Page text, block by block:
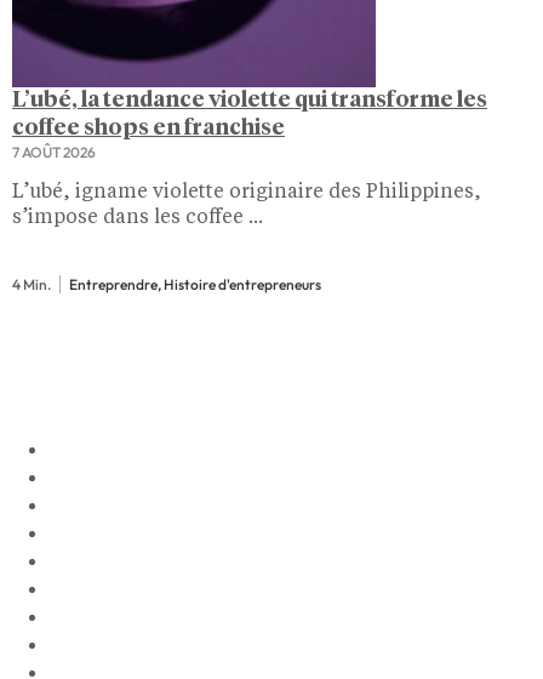
L’ubé, la tendance violette qui transforme les
coffee shops en franchise
7 AOÛT 2026
L’ubé, igname violette originaire des Philippines,
s’impose dans les coffee ...
4 Min. Entreprendre, Histoire d'entrepreneurs